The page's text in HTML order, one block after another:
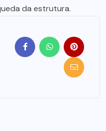
da estrutura.